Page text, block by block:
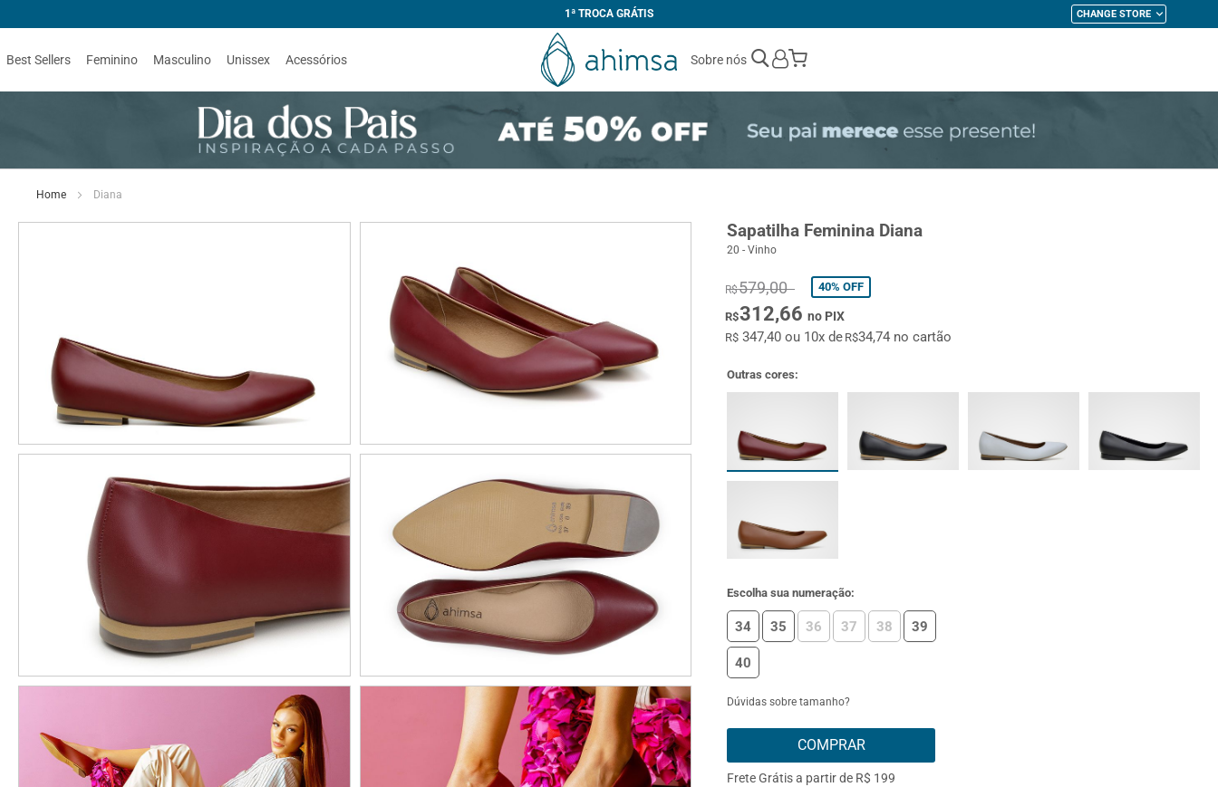
1ª TROCA GRÁTIS CHANGE STORE
Best Sellers Feminino Masculino Unissex Acessórios Sobre nós
My Cart
Home Diana
Sapatilha Feminina Diana
20 - Vinho
R$579,00 40% OFF
R$312,66no PIX
R$ 347,40 ou 10x deR$34,74 no cartão
Outras cores:
Escolha sua numeração:
34 35 36 37 38 39
40
Dúvidas sobre tamanho?
COMPRAR
Frete Grátis a partir de R$ 199